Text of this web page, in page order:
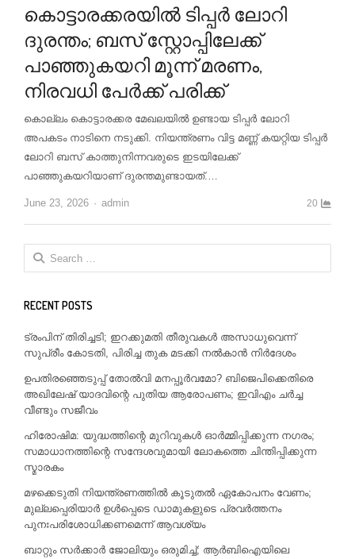
കൊട്ടാരക്കരയിൽ ടിപ്പർ ലോറി
ദുരന്തം; ബസ് സ്റ്റോപ്പിലേക്ക്
പാഞ്ഞുകയറി മൂന്ന് മരണം,
നിരവധി പേർക്ക് പരിക്ക്
കൊല്ലം കൊട്ടാരക്കര മേഖലയിൽ ഉണ്ടായ ടിപ്പർ ലോറി
അപകടം നാടിനെ നടുക്കി. നിയന്ത്രണം വിട്ട മണ്ണ് കയറ്റിയ ടിപ്പർ
ലോറി ബസ് കാത്തുനിന്നവരുടെ ഇടയിലേക്ക്
പാഞ്ഞുകയറിയാണ് ദുരന്തമുണ്ടായത്.…
June 23, 2026 Author
admin 20
Search
for:
RECENT POSTS
ട്രംപിന് തിരിച്ചടി; ഇറക്കുമതി തീരുവകൾ അസാധുവെന്ന്
സുപ്രീം കോടതി, പിരിച്ച തുക മടക്കി നൽകാൻ നിർദേശം
ഉപതിരഞ്ഞെടുപ്പ് തോൽവി മനപ്പൂർവമോ? ബിജെപിക്കെതിരെ
അഖിലേഷ് യാദവിന്റെ പുതിയ ആരോപണം; ഇവിഎം ചർച്ച
വീണ്ടും സജീവം
ഹിരോഷിമ: യുദ്ധത്തിന്റെ മുറിവുകൾ ഓർമ്മിപ്പിക്കുന്ന നഗരം;
സമാധാനത്തിന്റെ സന്ദേശവുമായി ലോകത്തെ ചിന്തിപ്പിക്കുന്ന
സ്മാരകം
മഴക്കെടുതി നിയന്ത്രണത്തിൽ കൂടുതൽ ഏകോപനം വേണം;
മുല്ലപ്പെരിയാർ ഉൾപ്പെടെ ഡാമുകളുടെ പ്രവർത്തനം
പുനഃപരിശോധിക്കണമെന്ന് ആവശ്യം
ബാറ്റും സർക്കാർ ജോലിയും ഒരുമിച്ച്; ആർബിഐയിലെ